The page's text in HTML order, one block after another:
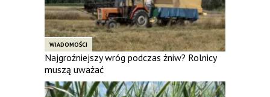
WIADOMOŚCI
Najgroźniejszy wróg podczas żniw? Rolnicy
muszą uważać